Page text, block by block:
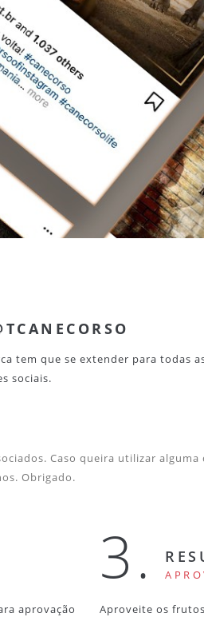
tem que se extender para todas
sociais.
Caso queira utilizar alguma
Obrigado.
aprovação
3.
Aproveite os